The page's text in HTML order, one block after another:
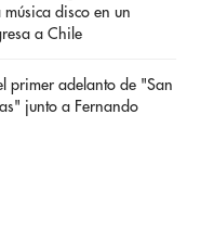
disco en un
a Chile
primer adelanto de "San
junto a Fernando